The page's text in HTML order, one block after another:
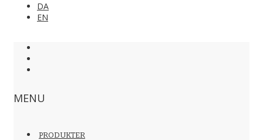
DA
EN
MENU
PRODUKTER